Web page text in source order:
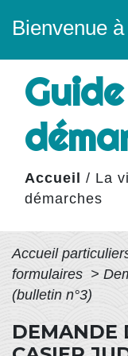
Bienvenue
Accueil / La
démarches
Accueil
formulaires >
(bulletin n°3)
DEMANDE